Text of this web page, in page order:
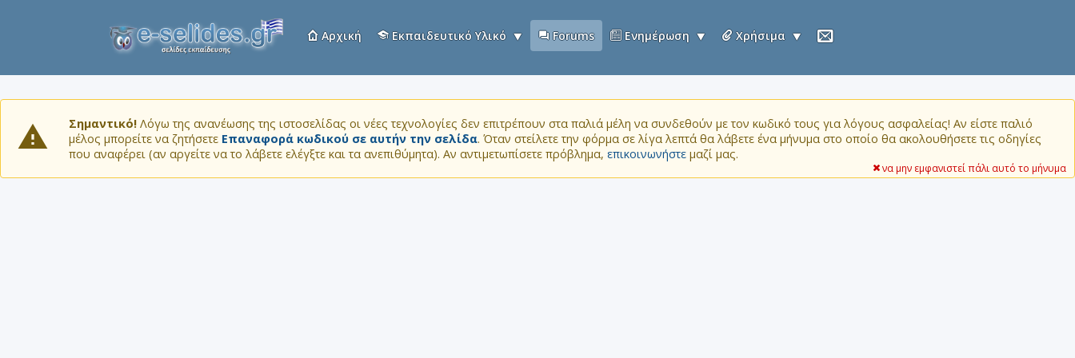
Αρχική Εκπαιδευτικό Υλικό Forums Ενημέρωση Χρήσιμα
Σημαντικό! Λόγω της ανανέωσης της ιστοσελίδας οι νέες τεχνολογίες δεν επιτρέπουν στα παλιά μέλη να συνδεθούν με τον κωδικό τους για λόγους ασφαλείας! Αν είστε παλιό
μέλος μπορείτε να ζητήσετε Επαναφορά κωδικού σε αυτήν την σελίδα. Όταν στείλετε την φόρμα σε λίγα λεπτά θα λάβετε ένα μήνυμα στο οποίο θα ακολουθήσετε τις οδηγίες
που αναφέρει (αν αργείτε να το λάβετε ελέγξτε και τα ανεπιθύμητα). Αν αντιμετωπίσετε πρόβλημα, επικοινωνήστε μαζί μας.
να μην εμφανιστεί πάλι αυτό το μήνυμα